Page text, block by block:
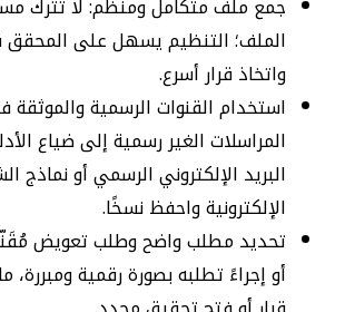
جمع ملف متكامل ومنظم: لا تترك
الملف؛ التنظيم يسهل على
واتخاذ قرار أسرع.
استخدام القنوات الرسمية
المراسلات الغير رسمية إلى ضياع
البريد الإلكتروني الرسمي أو نماذج
الإلكترونية واحفظ نسخًا.
تحديد مطلب واضح وطلب تعويض
أو إجراءً تطلبه بصورة رقمية ومبررة،